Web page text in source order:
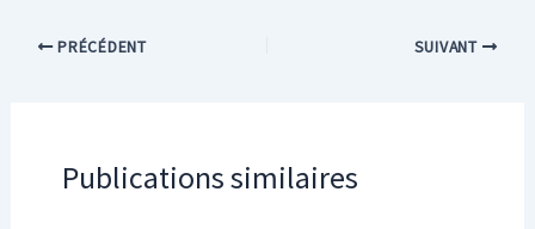
PRÉCÉDENT SUIVANT
Publications similaires